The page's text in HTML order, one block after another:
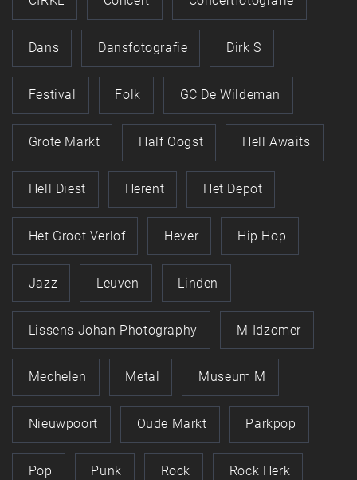
Dans Dansfotografie Dirk S
Festival Folk GC De Wildeman
Grote Markt Half Oogst Hell Awaits
Hell Diest Herent Het Depot
Het Groot Verlof Hever Hip Hop
Jazz Leuven Linden
Lissens Johan Photography M-Idzomer
Mechelen Metal Museum M
Nieuwpoort Oude Markt Parkpop
Pop Punk Rock Rock Herk